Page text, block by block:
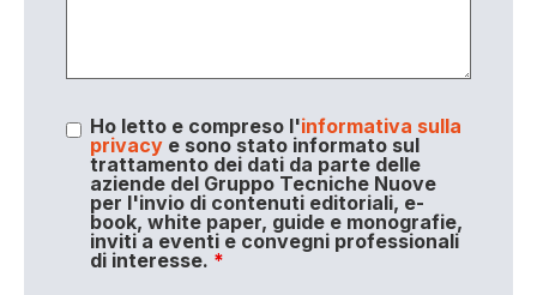
Ho letto e compreso l'informativa sulla
privacye sono stato informato sul
trattamento dei dati da parte delle
aziende del Gruppo Tecniche Nuove
per l'invio di contenuti editoriali, e-
book, white paper, guide e monografie,
inviti a eventi e convegni professionali
di interesse. *